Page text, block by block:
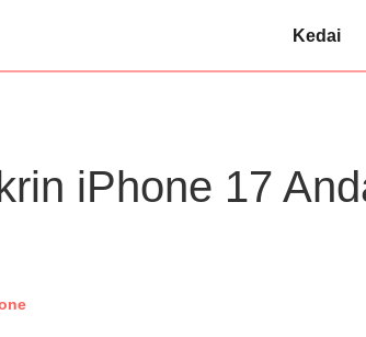
Kedai
iPhone 17